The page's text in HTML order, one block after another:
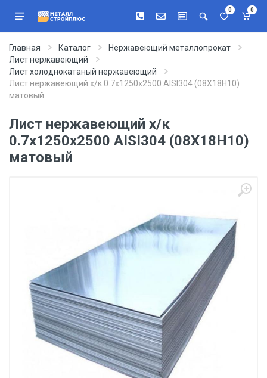
0 0
Главная Каталог
Нержавеющий металлопрокат
Лист нержавеющий
Лист холоднокатаный нержавеющий
Лист нержавеющий х/к 0.7х1250х2500 AISI304 (08Х18Н10)
матовый
Лист нержавеющий х/к
0.7х1250х2500 AISI304 (08Х18Н10)
матовый